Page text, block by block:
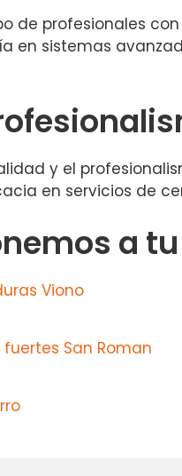
de profesionales
en sistemas
y el
en servicios de
a
Viono
San Roman